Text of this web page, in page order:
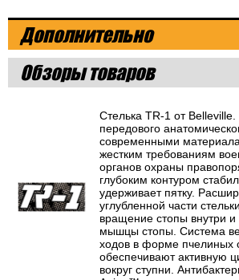
Дополнительно
Обзоры товаров
Стелька TR-1 от
передового
современными
жестким требованиям
органов охраны
глубоким контуром
удерживает пятку.
углубленной части
вращение стопы внутри
мышцы стопы. Система
ходов в форме пчелиных
обеспечивают активную
вокруг ступни.